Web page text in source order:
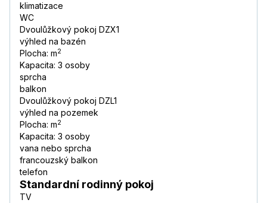
klimatizace
WC
Dvoulůžkový pokoj DZX1
výhled na bazén
Plocha: m2
Kapacita: 3 osoby
sprcha
balkon
Dvoulůžkový pokoj DZL1
výhled na pozemek
Plocha: m2
Kapacita: 3 osoby
vana nebo sprcha
francouzský balkon
telefon
Standardní rodinný pokoj
TV